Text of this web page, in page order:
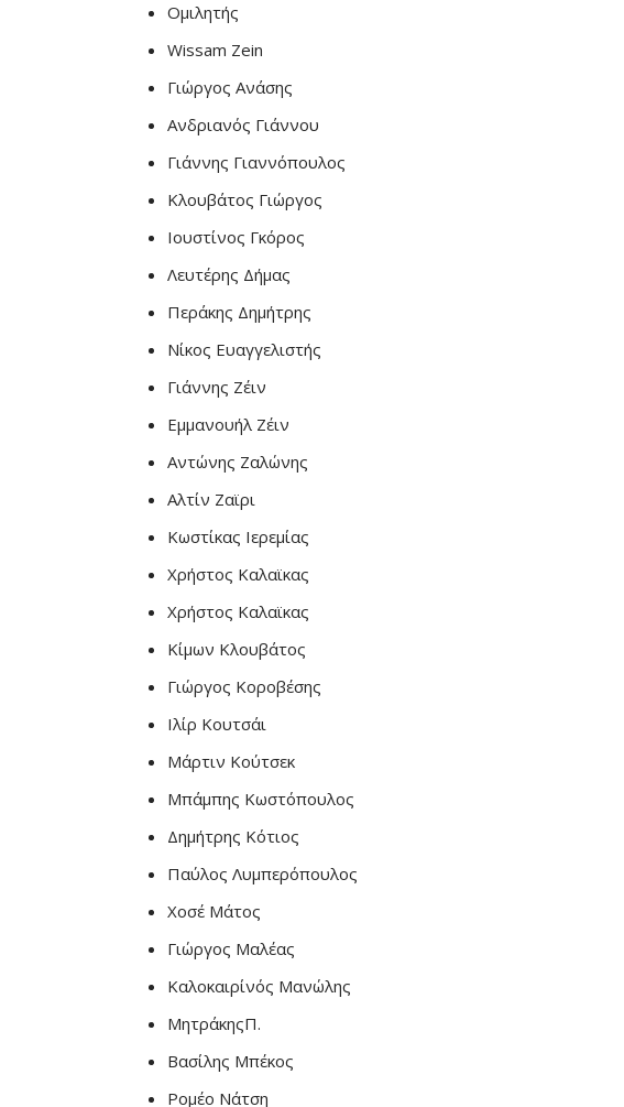
Ομιλητής
Wissam Zein
Γιώργος Ανάσης
Ανδριανός Γιάννου
Γιάννης Γιαννόπουλος
Κλουβάτος Γιώργος
Ιουστίνος Γκόρος
Λευτέρης Δήμας
Περάκης Δημήτρης
Νίκος Ευαγγελιστής
Γιάννης Ζέιν
Εμμανουήλ Ζέιν
Αντώνης Ζαλώνης
Αλτίν Ζαϊρι
Κωστίκας Ιερεμίας
Χρήστος Καλαϊκας
Χρήστος Καλαϊκας
Κίμων Κλουβάτος
Γιώργος Κοροβέσης
Ιλίρ Κουτσάι
Μάρτιν Κούτσεκ
Μπάμπης Κωστόπουλος
Δημήτρης Κότιος
Παύλος Λυμπερόπουλος
Χοσέ Μάτος
Γιώργος Μαλέας
Καλοκαιρίνός Μανώλης
ΜητράκηςΠ.
Βασίλης Μπέκος
Ρομέο Νάτση